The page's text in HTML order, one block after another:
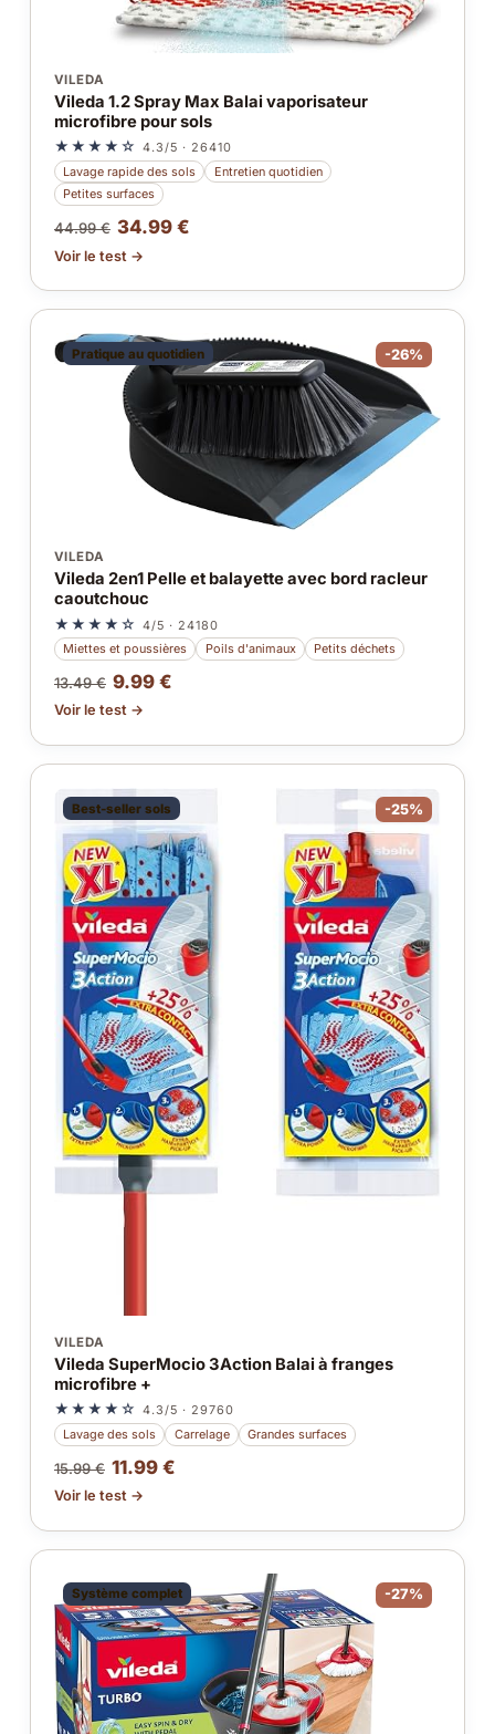
VILEDA
Vileda 1.2 Spray Max Balai vaporisateur
microfibre pour sols
★★★★☆ 4.3/5 · 26410
Lavage rapide des sols
Entretien quotidien
Petites surfaces
44.99 € 34.99 €
Voir le test →
Pratique au quotidien -26%
VILEDA
Vileda 2en1 Pelle et balayette avec bord racleur
caoutchouc
★★★★☆ 4/5 · 24180
Miettes et poussières
Poils d'animaux Petits déchets
13.49 € 9.99 €
Voir le test →
Best-seller sols -25%
VILEDA
Vileda SuperMocio 3Action Balai à franges
microfibre +
★★★★☆ 4.3/5 · 29760
Lavage des sols
Carrelage Grandes surfaces
15.99 € 11.99 €
Voir le test →
Système complet -27%